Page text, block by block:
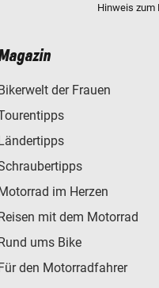
Hinweis zum
der Frauen
im Herzen
mit dem Motorrad
ums Bike
den Motorradfahrer